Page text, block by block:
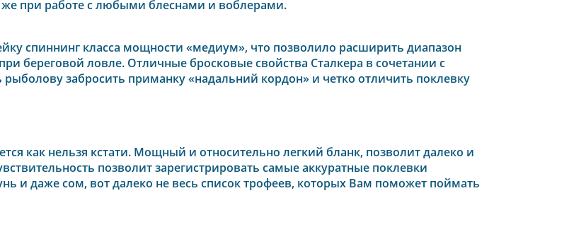
же при работе с любыми блеснами и воблерами.
спиннинг класса мощности «медиум», что позволило расширить диапазон
береговой ловле. Отличные бросковые свойства Сталкера в сочетании с
забросить приманку «надальний кордон» и четко отличить поклевку
как нельзя кстати. Мощный и относительно легкий бланк, позволит далеко и
позволит зарегистрировать самые аккуратные поклевки
и даже сом, вот далеко не весь список трофеев, которых Вам поможет поймать